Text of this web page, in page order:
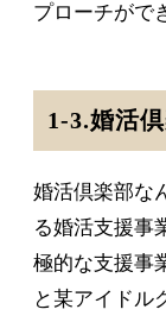
プローチがで
1-3.婚活
婚活倶楽部な
る婚活支援事
極的な支援事
と某アイドル